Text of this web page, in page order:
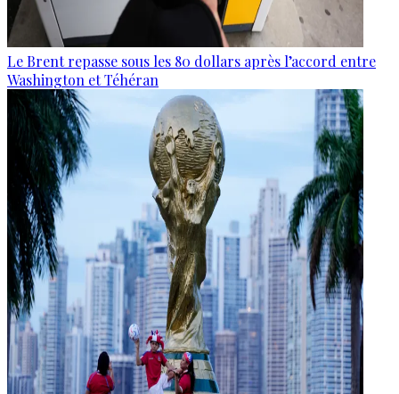
Le Brent repasse sous les 80 dollars après l’accord entre
Washington et Téhéran